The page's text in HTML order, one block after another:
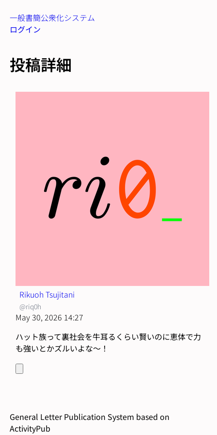
一般書簡公衆化システム
ログイン
投稿詳細
Rikuoh Tsujitani
@riq0h
May 30, 2026 14:27
ハット族って裏社会を牛耳るくらい賢いのに恵体で力
も強いとかズルいよな〜！
General Letter Publication System based on
ActivityPub